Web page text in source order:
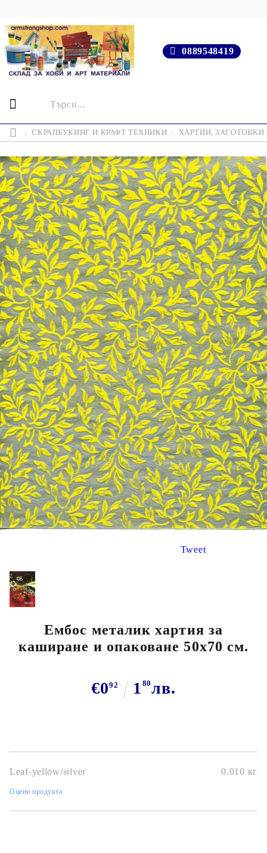
0889548419
СКРАПБУКИНГ И КРАФТ ТЕХНИКИ ХАРТИИ,
Tweet
Ембос металик хартия за
каширане и опаковане 50х70 см.
€092 1 80лв.
Leaf-yellow/silver 0.010 кг
Оцени продукта